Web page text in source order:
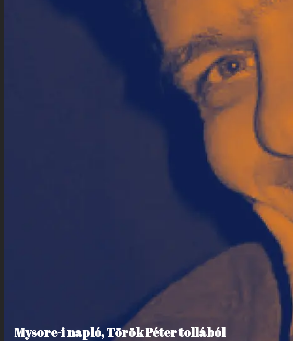
Mysore-i napló, Török Péter tollából